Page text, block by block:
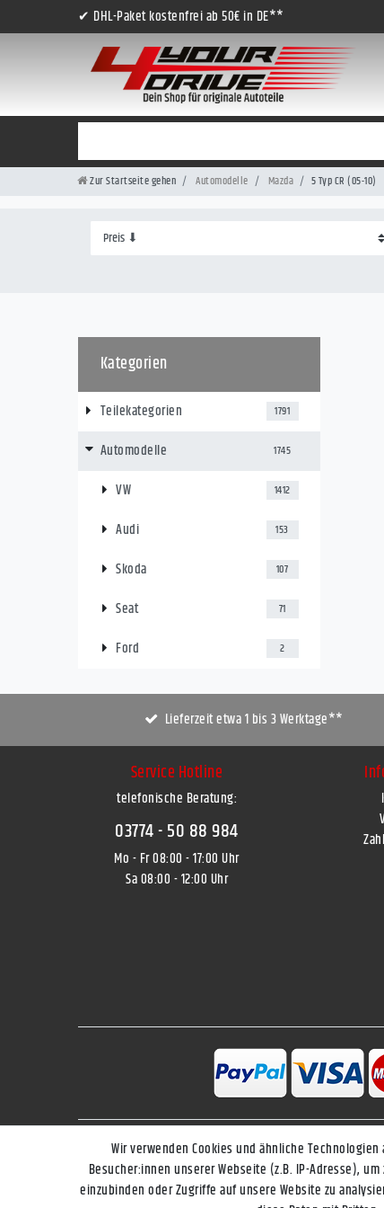
✔ DHL-Paket kostenfrei ab 50€ in DE**
Zur Startseite gehen Automodelle Mazda 5 Typ CR (05-10)
Kategorien
Teilekategorien 1791
Automodelle 1745
VW 1412
Audi 153
Skoda 107
Seat 71
Ford 2
Lieferzeit etwa 1 bis 3 Werktage**
Service Hotline
telefonische Beratung:
03774 - 50 88 984
Mo - Fr 08:00 - 17:00 Uhr
Sa 08:00 - 12:00 Uhr
Impressum
Wir verwenden Cookies und ähnliche
Besucher:innen unserer Webseite (z.B. IP-Adresse),
einzubinden oder Zugriffe auf unsere Website zu